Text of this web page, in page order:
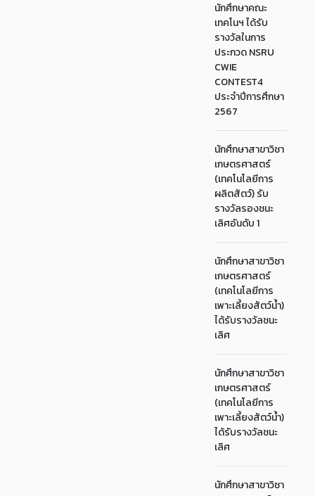
นักศึกษาคณะ
เทคโนฯ ได้รับ
รางวัลในการ
ประกวด NSRU
CWIE
CONTEST4
ประจำปีการศึกษา
2567
นักศึกษาสาขาวิชา
เกษตรศาสตร์
(เทคโนโลยีการ
ผลิตสัตว์) รับ
รางวัลรองชนะ
เลิศอันดับ 1
นักศึกษาสาขาวิชา
เกษตรศาสตร์
(เทคโนโลยีการ
เพาะเลี้ยงสัตว์น้ำ)
ได้รับรางวัลชนะ
เลิศ
นักศึกษาสาขาวิชา
เกษตรศาสตร์
(เทคโนโลยีการ
เพาะเลี้ยงสัตว์น้ำ)
ได้รับรางวัลชนะ
เลิศ
นักศึกษาสาขาวิชา